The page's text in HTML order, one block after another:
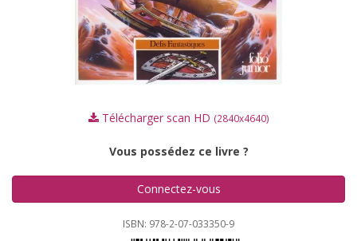
Télécharger scan HD (2840x4640)
Vous possédez ce livre ?
Connectez-vous
ISBN: 978-2-07-033350-9